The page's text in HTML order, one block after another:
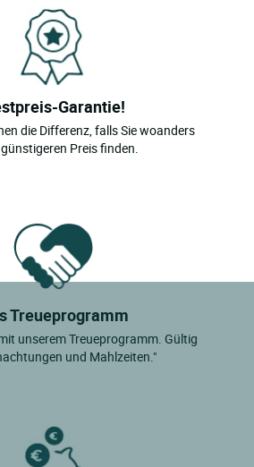
Garantie!
die Differenz, falls Sie woanders
Preis finden.
Treueprogramm
unserem Treueprogramm. Gültig
und Mahlzeiten."